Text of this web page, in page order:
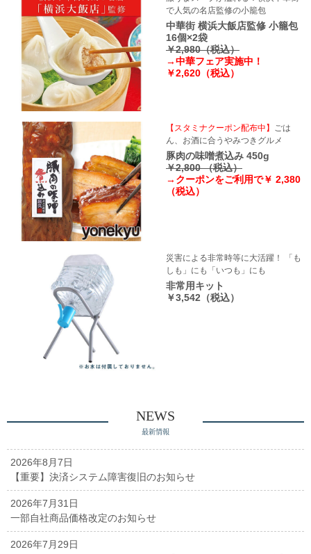
で人気の名店監修の小籠包
中華街 横浜大飯店監修 小籠包
16個×2袋
￥2,980（税込）
→中華フェア実施中！
￥2,620（税込）
【スタミナクーポン配布中】
ごは
ん、お酒に合うやみつきグルメ
豚肉の味噌煮込み 450g
￥2,800 （税込）
→クーポンをご利用で￥ 2,380
（税込）
災害による非常時等に大活躍！ 「も
しも」にも「いつも」にも
非常用キット
￥3,542（税込）
NEWS
最新情報
2026年8月7日
【重要】決済システム障害復旧のお知らせ
2026年7月31日
一部自社商品価格改定のお知らせ
2026年7月29日